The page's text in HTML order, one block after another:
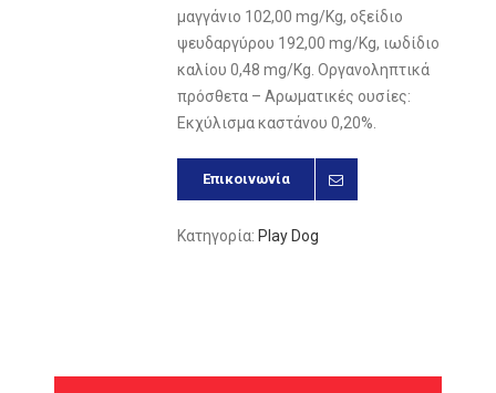
μαγγάνιο 102,00 mg/Kg, οξείδιο
ψευδαργύρου 192,00 mg/Kg, ιωδίδιο
καλίου 0,48 mg/Kg. Οργανοληπτικά
πρόσθετα – Αρωματικές ουσίες:
Εκχύλισμα καστάνου 0,20%.
Επικοινωνία
Κατηγορία: Play Dog